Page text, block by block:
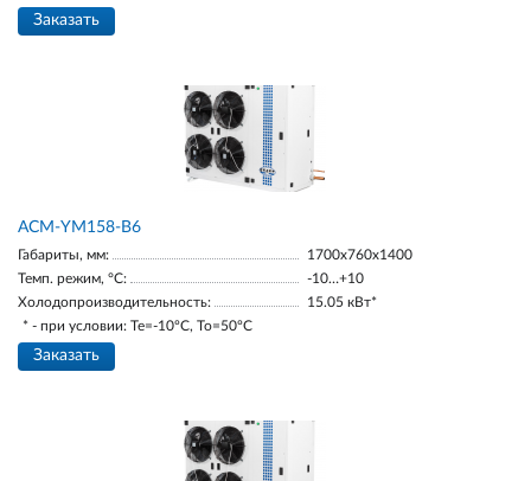
Заказать
АСМ-YM158-В6
Габариты, мм:
1700х760х1400
Темп. режим, °С:
-10…+10
Холодопроизводительность:
15.05 кВт*
* - при условии: Te=-10ºC, To=50ºC
Заказать